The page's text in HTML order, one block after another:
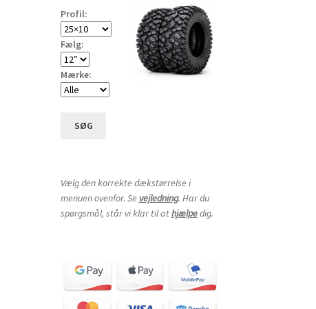
Profil:
Fælg:
Mærke:
SØG
Vælg den korrekte dækstørrelse i
menuen ovenfor. Se vejledning. Har du
spørgsmål, står vi klar til athjælpedig.